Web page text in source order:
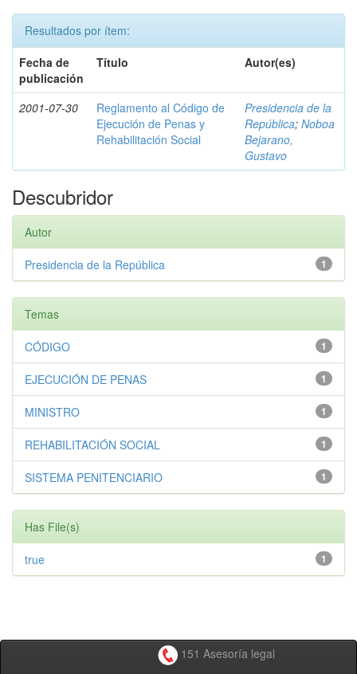
Resultados por ítem:
Fecha de
publicación
Título Autor(es)
2001-07-30
Reglamento al Código de
Ejecución de Penas y
Rehabilitación Social
Presidencia de la
República; Noboa
Bejarano,
Gustavo
Descubridor
Autor
1
Presidencia de la República
Temas
1
CÓDIGO
1
EJECUCIÓN DE PENAS
1
MINISTRO
1
REHABILITACIÓN SOCIAL
1
SISTEMA PENITENCIARIO
Has File(s)
1
true
151 Asesoría legal